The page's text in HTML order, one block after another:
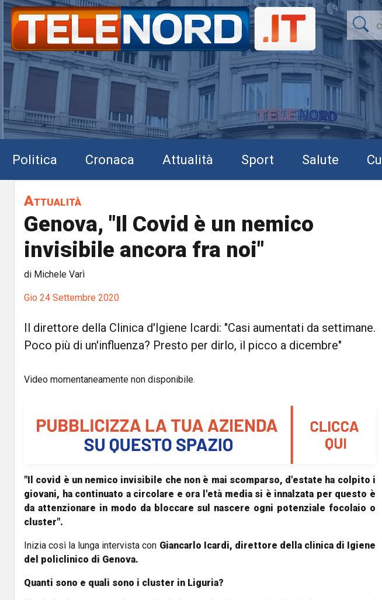
Politica Cronaca Attualità Sport Salute
Attualità
Genova, "Il Covid è un nemico
invisibile ancora fra noi"
di Michele Varì
Gio 24 Settembre 2020
Il direttore della Clinica d'Igiene Icardi: "Casi aumentati da settimane.
Poco più di un'influenza? Presto per dirlo, il picco a dicembre"
Video momentaneamente non disponibile.
"Il covid è un nemico invisibile che non è mai scomparso, d'estate ha colpito i
giovani, ha continuato a circolare e ora l'età media si è innalzata per questo è
da attenzionare in modo da bloccare sul
nascere ogni potenziale focolaio o
cluster".
Inizia così la lunga intervista con Giancarlo Icardi, direttore della clinica di Igiene
del policlinico di Genova.
Quanti sono e quali sono i cluster in Liguria?